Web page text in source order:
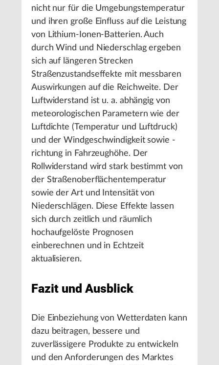
nicht nur für die Umgebungstemperatur
und ihren große Einfluss auf die Leistung
von Lithium-Ionen-Batterien. Auch
durch Wind und Niederschlag ergeben
sich auf längeren Strecken
Straßenzustandseffekte mit messbaren
Auswirkungen auf die Reichweite. Der
Luftwiderstand ist u. a. abhängig von
meteorologischen Parametern wie der
Luftdichte (Temperatur und Luftdruck)
und der Windgeschwindigkeit sowie -
richtung in Fahrzeughöhe. Der
Rollwiderstand wird stark bestimmt von
der Straßenoberflächentemperatur
sowie der Art und Intensität von
Niederschlägen. Diese Effekte lassen
sich durch zeitlich und räumlich
hochaufgelöste Prognosen
einberechnen und in Echtzeit
aktualisieren.
Fazit und Ausblick
Die Einbeziehung von Wetterdaten kann
dazu beitragen, bessere und
zuverlässigere Produkte zu entwickeln
und den Anforderungen des Marktes